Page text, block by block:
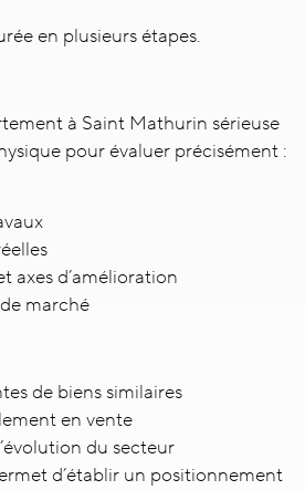
en plusieurs étapes.
à Saint Mathurin sérieuse
pour évaluer précisément :
axes d’amélioration
marché
de biens similaires
en vente
du secteur
d’établir un positionnement